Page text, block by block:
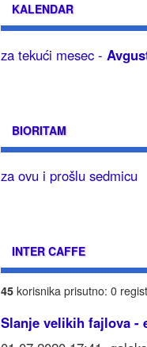
KALENDAR
za tekući mesec -
BIORITAM
za ovu i prošlu sedmicu
INTER CAFFE
45korisnika prisutno: 0
Slanje velikih fajlova -